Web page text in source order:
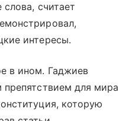
считает
интересы.
в ином. Гаджиев
препятствием для мира
которую